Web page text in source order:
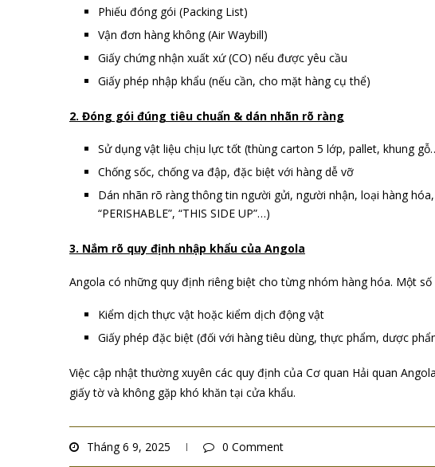
Phiếu đóng gói (Packing List)
Vận đơn hàng không (Air Waybill)
Giấy chứng nhận xuất xứ (CO) nếu được yêu cầu
Giấy phép nhập khẩu (nếu cần, cho mặt hàng cụ thể)
2. Đóng gói đúng tiêu chuẩn & dán nhãn rõ ràng
Sử dụng vật liệu chịu lực tốt (thùng carton 5 lớp, pallet, khung
Chống sốc, chống va đập, đặc biệt với hàng dễ vỡ
Dán nhãn rõ ràng thông tin người gửi, người nhận, loại hàng hóa,
“PERISHABLE”, “THIS SIDE UP”…)
3. Nắm rõ quy định nhập khẩu của Angola
Angola có những quy định riêng biệt cho từng nhóm hàng hóa. Một
Kiểm dịch thực vật hoặc kiểm dịch động vật
Giấy phép đặc biệt (đối với hàng tiêu dùng, thực phẩm, dược
Việc cập nhật thường xuyên các quy định của Cơ quan Hải quan
giấy tờ và không gặp khó khăn tại cửa khẩu.
Tháng 6 9, 2025 0 Comment